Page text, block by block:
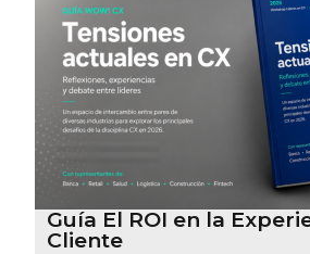
Guía El ROI en la
Cliente